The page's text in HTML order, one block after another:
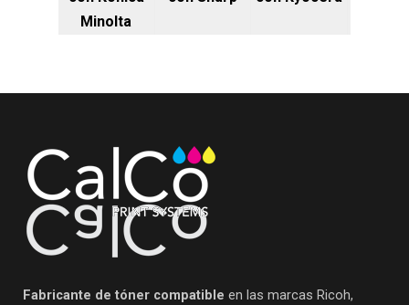
Minolta
Fabricante de tóner compatible en las marcas Ricoh,